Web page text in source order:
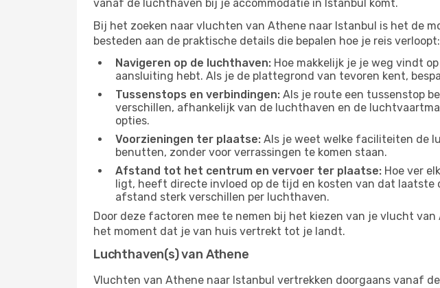
vanaf de luchthaven bij je accommodatie in Istanbul komt.
Bij het zoeken naar vluchten van Athene naar Istanbul is het de
besteden aan de praktische details die bepalen hoe je reis verloopt:
Navigeren op de luchthaven: Hoe makkelijk je je weg vindt
aansluiting hebt. Als je de plattegrond van tevoren kent,
Tussenstops en verbindingen: Als je route een tussenstop
verschillen, afhankelijk van de luchthaven en de
opties.
Voorzieningen ter plaatse: Als je weet welke faciliteiten de
benutten, zonder voor verrassingen te komen staan.
Afstand tot het centrum en vervoer ter plaatse: Hoe ver
ligt, heeft directe invloed op de tijd en kosten van dat laatste
afstand sterk verschillen per luchthaven.
Door deze factoren mee te nemen bij het kiezen van je vlucht
het moment dat je van huis vertrekt tot je landt.
Luchthaven(s) van Athene
Vluchten van Athene naar Istanbul vertrekken doorgaans vanaf